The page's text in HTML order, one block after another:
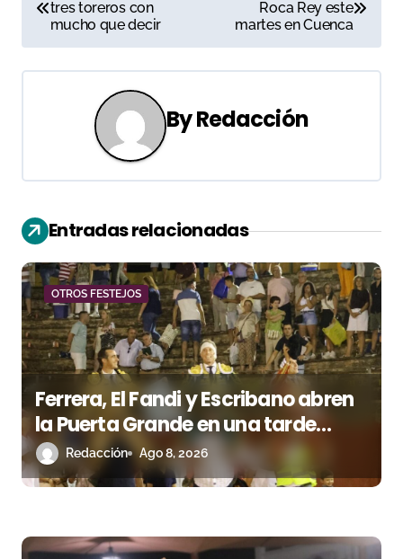
a
v
a
c
i
ó
n
d
e
e
n
r
tres toreros con
mucho que decir
Roca Rey este
martes en Cuenca
ByRedacción
Entradas relacionadas
OTROS FESTEJOS
Ferrera, El Fandi y Escribano abren
la Puerta Grande en una tarde
triunfal en Azuaga
Redacción Ago 8, 2026